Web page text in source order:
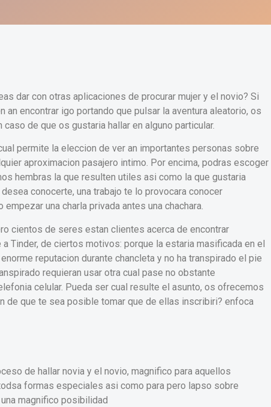
dar con otras aplicaciones de procurar mujer y el novio? Si
encontrar igo portando que pulsar la aventura aleatorio, os
de que os gustaria hallar en alguno particular.
permite la eleccion de ver an importantes personas sobre
aproximacion pasajero intimo. Por encima, podras escoger
hembras la que resulten utiles asi­ como la que gustaria
conocerte, una trabajo te lo provocara conocer
una charla privada antes una chachara.
cientos de seres estan clientes acerca de encontrar
Tinder, de ciertos motivos: porque la estaria masificada en el
reputacion durante chancleta y no ha transpirado el pie
requieran usar otra cual pase no obstante
celular. Pueda ser cual resulte el asunto, os ofrecemos
de que te sea posible tomar que de ellas inscribiri? enfoca
de hallar novia y el novio, magnifico para aquellos
formas especiales asi­ como para pero lapso sobre
magnifico posibilidad